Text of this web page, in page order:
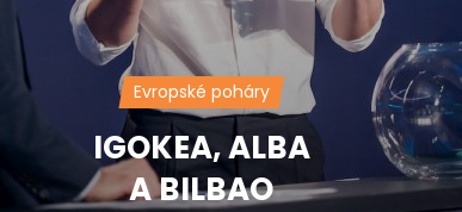
Evropské poháry
IGOKEA, ALBA
A BILBAO